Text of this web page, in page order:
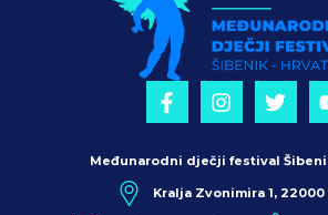
Međunarodni dječji festival
Kralja Zvonimira 1,